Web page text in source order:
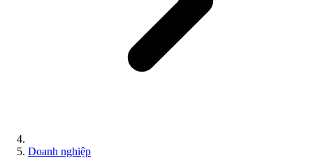
Doanh nghiệp